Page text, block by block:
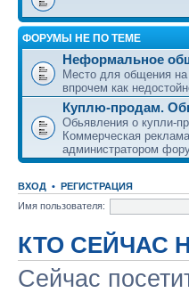
ФОРУМЫ НЕ ПО ТЕМЕ
Неформальное
Место для общения
впрочем как
Куплю-продам.
Обьявления о купли-
Коммерческая
администратором
ВХОД • РЕГИСТРАЦИЯ
Имя пользователя:
КТО СЕЙЧАС
Сейчас